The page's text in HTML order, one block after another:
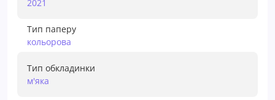
2021
Тип паперу
кольорова
Тип обкладинки
м'яка